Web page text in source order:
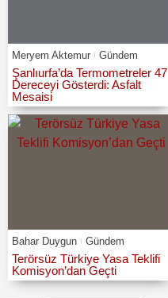
Meryem Aktemur Gündem
Şanlıurfa’da Termometreler 47
Dereceyi Gösterdi: Asfalt
Mesaisi
Bahar Duygun Gündem
Terörsüz Türkiye Yasa Teklifi
Komisyon’dan Geçti